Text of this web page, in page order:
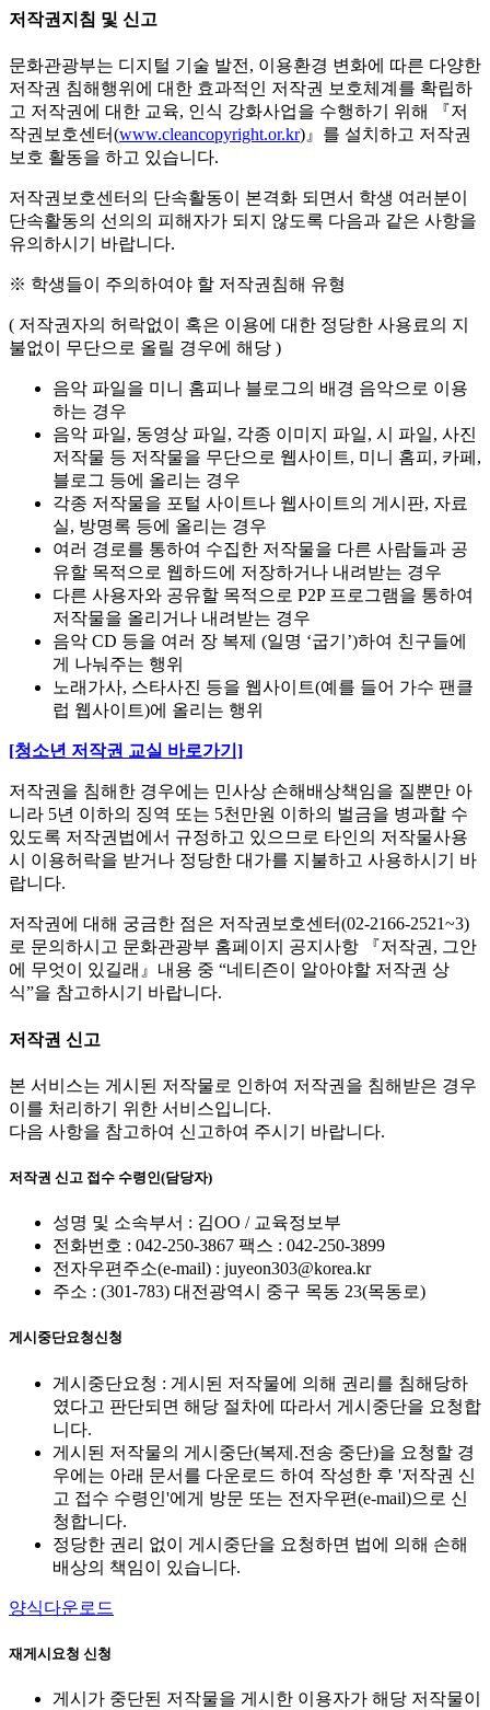
저작권지침 및 신고
문화관광부는 디지털 기술 발전, 이용환경 변화에 따른 다양한
저작권 침해행위에 대한 효과적인 저작권 보호체계를 확립하
고 저작권에 대한 교육, 인식 강화사업을 수행하기 위해 『저
작권보호센터(www.cleancopyright.or.kr)』를 설치하고 저작권
보호 활동을 하고 있습니다.
저작권보호센터의 단속활동이 본격화 되면서 학생 여러분이
단속활동의 선의의 피해자가 되지 않도록 다음과 같은 사항을
유의하시기 바랍니다.
※ 학생들이 주의하여야 할 저작권침해 유형
( 저작권자의 허락없이 혹은 이용에 대한 정당한 사용료의 지
불없이 무단으로 올릴 경우에 해당 )
음악 파일을 미니 홈피나 블로그의 배경 음악으로 이용
하는 경우
음악 파일, 동영상 파일, 각종 이미지 파일, 시 파일, 사진
저작물 등 저작물을 무단으로 웹사이트, 미니 홈피, 카페,
블로그 등에 올리는 경우
각종 저작물을 포털 사이트나 웹사이트의 게시판, 자료
실, 방명록 등에 올리는 경우
여러 경로를 통하여 수집한 저작물을 다른 사람들과 공
유할 목적으로 웹하드에 저장하거나 내려받는 경우
다른 사용자와 공유할 목적으로 P2P 프로그램을 통하여
저작물을 올리거나 내려받는 경우
음악 CD 등을 여러 장 복제 (일명 ‘굽기’)하여 친구들에
게 나눠주는 행위
노래가사, 스타사진 등을 웹사이트(예를 들어 가수 팬클
럽 웹사이트)에 올리는 행위
[청소년 저작권 교실 바로가기]
저작권을 침해한 경우에는 민사상 손해배상책임을 질뿐만 아
니라 5년 이하의 징역 또는 5천만원 이하의 벌금을 병과할 수
있도록 저작권법에서 규정하고 있으므로 타인의 저작물사용
시 이용허락을 받거나 정당한 대가를 지불하고 사용하시기 바
랍니다.
저작권에 대해 궁금한 점은 저작권보호센터(02-2166-2521~3)
로 문의하시고 문화관광부 홈페이지 공지사항 『저작권, 그안
에 무엇이 있길래』내용 중 “네티즌이 알아야할 저작권 상
식”을 참고하시기 바랍니다.
저작권 신고
본 서비스는 게시된 저작물로 인하여 저작권을 침해받은 경우
이를 처리하기 위한 서비스입니다.
다음 사항을 참고하여 신고하여 주시기 바랍니다.
저작권 신고 접수 수령인(담당자)
성명 및 소속부서 : 김OO / 교육정보부
전화번호 : 042-250-3867 팩스 : 042-250-3899
전자우편주소(e-mail) : juyeon303@korea.kr
주소 : (301-783) 대전광역시 중구 목동 23(목동로)
게시중단요청신청
게시중단요청 : 게시된 저작물에 의해 권리를 침해당하
였다고 판단되면 해당 절차에 따라서 게시중단을 요청합
니다.
게시된 저작물의 게시중단(복제.전송 중단)을 요청할 경
우에는 아래 문서를 다운로드 하여 작성한 후 '저작권 신
고 접수 수령인'에게 방문 또는 전자우편(e-mail)으로 신
청합니다.
정당한 권리 없이 게시중단을 요청하면 법에 의해 손해
배상의 책임이 있습니다.
양식다운로드
재게시요청 신청
게시가 중단된 저작물을 게시한 이용자가 해당 저작물이